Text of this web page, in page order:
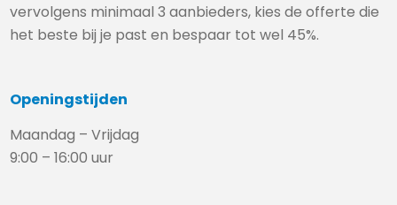
vervolgens minimaal 3 aanbieders, kies de offerte die
het beste bij je past en bespaar tot wel 45%.
Openingstijden
Maandag – Vrijdag
9:00 – 16:00 uur